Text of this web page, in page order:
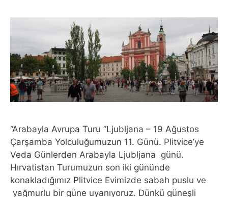
“Arabayla Avrupa Turu ”Ljubljana – 19 Ağustos
Çarşamba Yolculuğumuzun 11. Günü. Plitvice’ye
Veda Günlerden Arabayla Ljubljana günü.
Hırvatistan Turumuzun son iki gününde
konakladığımız Plitvice Evimizde sabah puslu ve
yağmurlu bir güne uyanıyoruz. Dünkü güneşli